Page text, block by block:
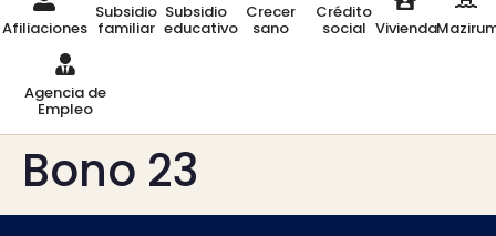
Afiliaciones
Subsidio
familiar
Subsidio
educativo
Crecer
sano
Crédito
social Vivienda
Agencia de
Empleo
Bono 23